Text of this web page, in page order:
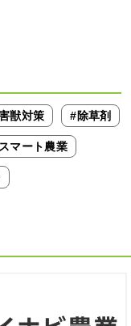
獣対策 #除草剤
マート農業